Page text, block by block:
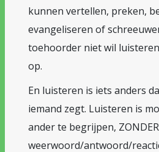
kunnen vertellen, preken,
evangeliseren of
toehoorder niet wil
op.
En luisteren is iets anders
iemand zegt. Luisteren is
ander te begrijpen,
weerwoord/antwoord/